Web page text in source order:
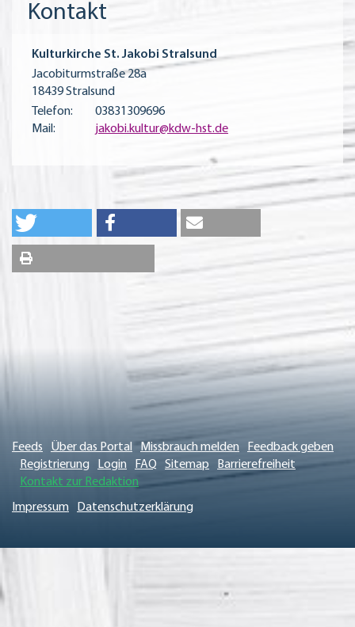
Kontakt
Kulturkirche St. Jakobi Stralsund
Jacobiturmstraße 28a
18439 Stralsund
Telefon:
03831309696
Mail:
jakobi.kultur@kdw-hst.de
Feeds Über das Portal Missbrauch melden
Feedback geben
Registrierung
Login FAQ Sitemap
Barrierefreiheit
Kontakt zur Redaktion
Impressum
Datenschutzerklärung